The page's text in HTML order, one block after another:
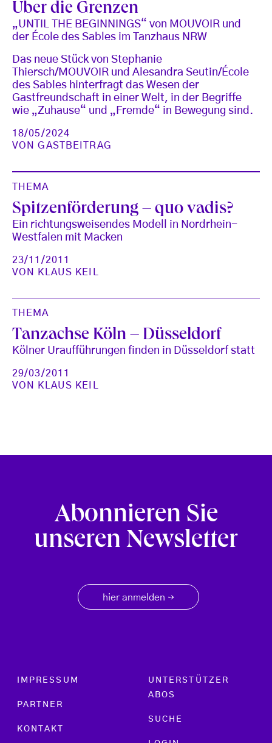
Über die Grenzen
„UNTIL THE BEGINNINGS“ von MOUVOIR und
der École des Sables im Tanzhaus NRW
Das neue Stück von Stephanie
Thiersch/MOUVOIR und Alesandra Seutin/École
des Sables hinterfragt das Wesen der
Gastfreundschaft in einer Welt, in der Begriffe
wie „Zuhause“ und „Fremde“ in Bewegung sind.
18/05/2024
VONGASTBEITRAG
THEMA
Spitzenförderung – quo vadis?
Ein richtungsweisendes Modell in Nordrhein-
Westfalen mit Macken
23/11/2011
VON
KLAUS KEIL
THEMA
Tanzachse Köln – Düsseldorf
Kölner Uraufführungen finden in Düsseldorf statt
29/03/2011
VON
KLAUS KEIL
Abonnieren Sie
unseren Newsletter
hier anmelden →
Footer menu
IMPRESSUM
PARTNER
KONTAKT
UNTERSTÜTZER
ABOS
SUCHE